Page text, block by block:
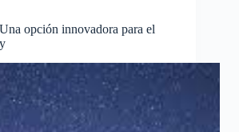
opción innovadora para el